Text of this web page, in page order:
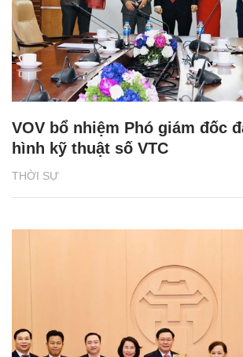
THỜI SỰ
VOV bổ nhiệm Phó giám đốc
hình kỹ thuật số VTC